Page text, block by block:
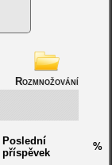
Rozmnožování
Poslední
příspěvek
%